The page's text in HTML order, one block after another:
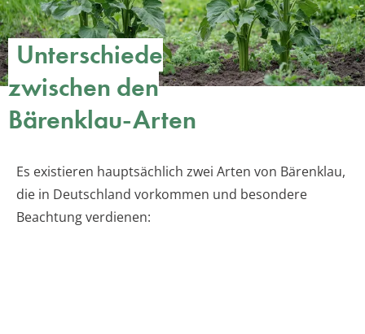
Unterschiede
zwischen den
Bärenklau-Arten
Es existieren hauptsächlich zwei Arten von Bärenklau,
die in Deutschland vorkommen und besondere
Beachtung verdienen: